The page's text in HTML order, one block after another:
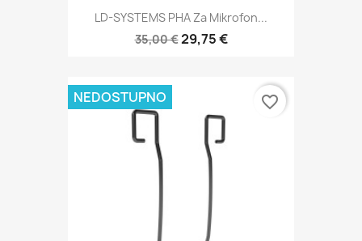
LD-SYSTEMS PHA Za Mikrofon...
35,00 €29,75 €
NEDOSTUPNO favorite_border